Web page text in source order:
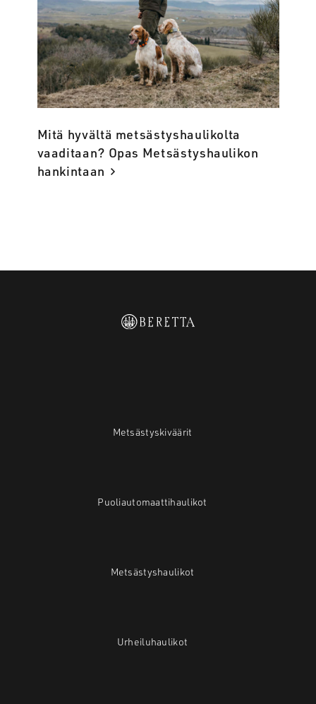
Mitä hyvältä metsästyshaulikolta
vaaditaan? Opas Metsästyshaulikon
hankintaan
Metsästyskiväärit
Puoliautomaattihaulikot
Metsästyshaulikot
Urheiluhaulikot